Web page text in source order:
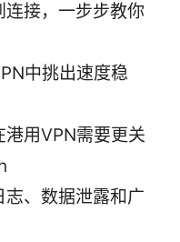
接，一步步教你
中挑出速度稳
用VPN需要更关
、数据泄露和广